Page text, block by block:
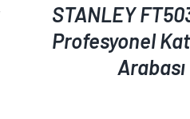
STANLEY
Profesyonel
Arabası